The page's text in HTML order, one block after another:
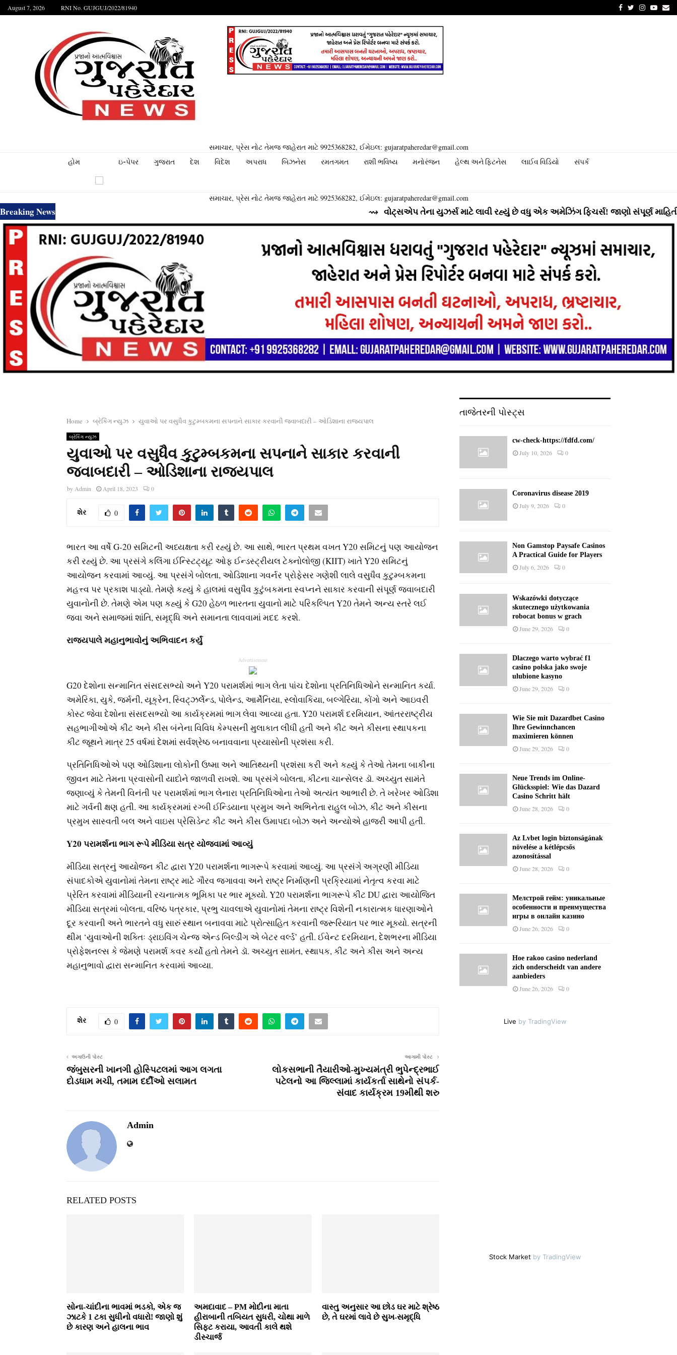
August 7, 2026 RNI No. GUJGUJ/2022/81940 FacebookTwitter
Instagram
સમાચાર, પ્રેસ નોટ તેમજ જાહેરાત માટે 9925368282, ઈમેઇલ: gujaratpaheredar@gmail.com
હોમ ઇ-પેપર ગુજરાત દેશ વિદેશ અપરાધ બિઝનેસ રમતગમત રાશી ભવિષ્ય મનોરંજન હેલ્થ અને ફિટનેસ લાઈવ વિડિયો સંપર્ક
સમાચાર, પ્રેસ નોટ તેમજ જાહેરાત માટે 9925368282, ઈમેઇલ: gujaratpaheredar@gmail.com
Breaking News ⇝ વોટ્સએપ તેના યુઝર્સ માટે લાવી રહ્યું છે વધુ એક અમેઝિંગ ફિચર્સ! જાણો સંપૂર્ણ માહિતી ⇝
Home બ્રેકિંગ ન્યુઝ યુવાઓ પર વસુધૈવ કુટુમ્બકમના સપનાને સાકાર કરવાની જવાબદારી – ઓડિશાના રાજ્યપાલ
બ્રેકિંગ ન્યુઝ
યુવાઓ પર વસુધૈવ કુટુમ્બકમના સપનાને સાકાર કરવાની
જવાબદારી – ઓડિશાના રાજ્યપાલ
byAdmin April 18, 2023 0
શેર 0
ભારત આ વર્ષે G-20 સમિટની અધ્યક્ષતા કરી રહ્યું છે. આ સાથે, ભારત પ્રથમ વખત Y20 સમિટનું પણ આયોજન
કરી રહ્યું છે. આ પ્રસંગે કલિંગા ઈન્સ્ટિટ્યૂટ ઓફ ઈન્ડસ્ટ્રીયલ ટેક્નોલોજી (KIIT) ખાતે Y20 સમિટનું
આયોજન કરવામાં આવ્યું. આ પ્રસંગે બોલતા, ઓડિશાના ગવર્નર પ્રોફેસર ગણેશી લાલે વસુધૈવ કુટુમ્બકમના
મહત્ત્વ પર પ્રકાશ પાડ્યો. તેમણે કહ્યું કે હાલમાં વસુધૈવ કુટુંબકમના સ્વપ્નને સાકાર કરવાની સંપૂર્ણ જવાબદારી
યુવાનોની છે. તેમણે એમ પણ કહ્યું કે G20 હેઠળ ભારતના યુવાનો માટે પરિકલ્પિત Y20 તેમને અન્ય સ્તરે લઈ
જવા અને સમાજમાં શાંતિ, સમૃદ્ધિ અને સમાનતા લાવવામાં મદદ કરશે.
રાજ્યપાલે મહાનુભાવોનું અભિવાદન કર્યું
Advertisement
G20 દેશોના સન્માનિત સંસદસભ્યો અને Y20 પરામર્શમાં ભાગ લેતા પાંચ દેશોના પ્રતિનિધિઓને સન્માનિત કર્યા.
અમેરિકા, યુકે, જર્મની, યૂક્રેન, સ્વિટ્ઝર્લેન્ડ, પોલેન્ડ, આર્મેનિયા, સ્લોવાકિયા, બલ્ગેરિયા, કોંગો અને આઇવરી
કોસ્ટ જેવા દેશોના સંસદસભ્યો આ કાર્યક્રમમાં ભાગ લેવા આવ્યા હતા. Y20 પરામર્શ દરમિયાન, આંતરરાષ્ટ્રીય
સહભાગીઓએ કીટ અને કીસ બંનેના વિવિધ કેમ્પસની મુલાકાત લીધી હતી અને કીટ અને કીસના સ્થાપકના
કીટ જૂથને માત્ર 25 વર્ષમાં દેશમાં સર્વશ્રેષ્ઠ બનાવવાના પ્રયાસોની પ્રશંસા કરી.
પ્રતિનિધિઓએ પણ ઓડિશાના લોકોની ઉષ્મા અને આતિથ્યની પ્રશંસા કરી અને કહ્યું કે તેઓ તેમના બાકીના
જીવન માટે તેમના પ્રવાસોની યાદોને જાળવી રાખશે. આ પ્રસંગે બોલતા, કીટના ચાન્સેલર ડૉ. અચ્યુત સામંતે
જણાવ્યું કે તેમની વિનંતી પર પરામર્શમાં ભાગ લેનારા પ્રતિનિધિઓના તેઓ અત્યંત આભારી છે. તે ખરેખર ઓડિશા
માટે ગર્વની ક્ષણ હતી. આ કાર્યક્રમમાં રગ્બી ઈન્ડિયાના પ્રમુખ અને અભિનેતા રાહુલ બોઝ, કીટ અને કીસના
પ્રમુખ સાસ્વતી બલ અને વાઇસ પ્રેસિડેન્ટ કીટ અને કીસ ઉમાપદા બોઝ અને અન્યોએ હાજરી આપી હતી.
Y20 પરામર્શના ભાગ રૂપે મીડિયા સત્ર યોજવામાં આવ્યું
મીડિયા સત્રનું આયોજન કીટ દ્વારા Y20 પરામર્શના ભાગરૂપે કરવામાં આવ્યું. આ પ્રસંગે અગ્રણી મીડિયા
સંપાદકોએ યુવાનોમાં તેમના રાષ્ટ્ર માટે ગૌરવ જગાવવા અને રાષ્ટ્ર નિર્માણની પ્રક્રિયામાં નેતૃત્વ કરવા માટે
પ્રેરિત કરવામાં મીડિયાની રચનાત્મક ભૂમિકા પર ભાર મૂક્યો. Y20 પરામર્શના ભાગરૂપે કીટ DU દ્વારા આયોજિત
મીડિયા સત્રમાં બોલતા, વરિષ્ઠ પત્રકાર, પ્રભુ ચાવલાએ યુવાનોમાં તેમના રાષ્ટ્ર વિશેની નકારાત્મક ધારણાઓને
દૂર કરવાની અને ભારતને વધુ સારું સ્થાન બનાવવા માટે પ્રોત્સાહિત કરવાની જરૂરિયાત પર ભાર મૂક્યો. સત્રની
થીમ ‘યુવાઓની શક્તિઃ ડ્રાઇવિંગ ચેન્જ એન્ડ બિલ્ડીંગ એ બેટર વર્લ્ડ’ હતી. ઈવેન્ટ દરમિયાન, દેશભરના મીડિયા
પ્રોફેશનલ્સ કે જેમણે પરામર્શ કવર કર્યો હતો તેમને ડૉ. અચ્યુત સામંત, સ્થાપક, કીટ અને કીસ અને અન્ય
મહાનુભાવો દ્વારા સન્માનિત કરવામાં આવ્યા.
શેર 0
અગાઉની પોસ્ટ
જંબુસરની ખાનગી હોસ્પિટલમાં આગ લગતા
દોડધામ મચી, તમામ દર્દીઓ સલામત
આગામી પોસ્ટ
લોકસભાની તૈયારીઓ-મુખ્યમંત્રી ભુપેન્દ્રભાઈ
પટેલનો આ જિલ્લામાં કાર્યકર્તા સાથેનો સંપર્ક-
સંવાદ કાર્યક્રમ 19મીથી શરુ
Admin
RELATED POSTS
સોના-ચાંદીના ભાવમાં ભડકો, એક જ
ઝાટકે 1 ટકા સુધીનો વધારો! જાણો શું
છે કારણ અને હાલના ભાવ
અમદાવાદ – PM મોદીના માતા
હીરાબાની તબિયત સુધરી, ચોથા માળે
સિફ્ટ કરાયા, આવતી કાલે થશે
ડીસ્ચાર્જ
વાસ્તુ અનુસાર આ છોડ ઘર માટે શ્રેષ્ઠ
છે, તે ઘરમાં લાવે છે સુખ-સમૃદ્ધિ
તાજેતરની પોસ્ટ્સ
cw-check-https://fdfd.com/
July 10, 2026 0
Coronavirus disease 2019
July 9, 2026 0
Non Gamstop Paysafe Casinos
A Practical Guide for Players
July 6, 2026 0
Wskazówki dotyczące
skutecznego użytkowania
robocat bonus w grach
June 29, 2026 0
Dlaczego warto wybrać f1
casino polska jako swoje
ulubione kasyno
June 29, 2026 0
Wie Sie mit Dazardbet Casino
Ihre Gewinnchancen
maximieren können
June 29, 2026 0
Neue Trends im Online-
Glücksspiel: Wie das Dazard
Casino Schritt hält
June 28, 2026 0
Az Lvbet login biztonságának
növelése a kétlépcsős
azonosítással
June 28, 2026 0
Мелстрой гейм: уникальные
особенности и преимущества
игры в онлайн казино
June 26, 2026 0
Hoe rakoo casino nederland
zich onderscheidt van andere
aanbieders
June 26, 2026 0
Live by TradingView
Stock Marketby TradingView